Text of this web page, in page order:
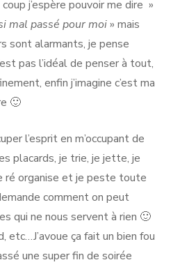
j’espère pouvoir me dire »
mal passé pour moi» mais
sont alarmants, je pense
pas l’idéal de penser à tout,
enfin j’imagine c’est ma
🙂
l’esprit en m’occupant de
placards, je trie, je jette, je
ré organise et je peste toute
comment on peut
qui ne nous servent à rien 🙂
etc…J’avoue ça fait un bien fou
une super fin de soirée